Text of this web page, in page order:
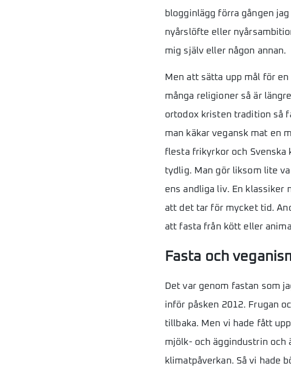
blogginlägg förra gången
nyårslöfte eller
mig själv eller någon annan.
Men att sätta upp mål för
många religioner så är
ortodox kristen tradition så
man käkar vegansk mat en
flesta frikyrkor och Svenska
tydlig. Man gör liksom lite
ens andliga liv. En klassiker
att det tar för mycket tid.
att fasta från kött eller
Fasta och
Det var genom fastan som
inför påsken 2012. Frugan
tillbaka. Men vi hade fått
mjölk- och äggindustrin och
klimatpåverkan. Så vi hade